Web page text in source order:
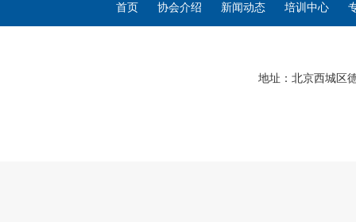
首页 协会介绍 新闻动态 培训中心
地址：北京西城区